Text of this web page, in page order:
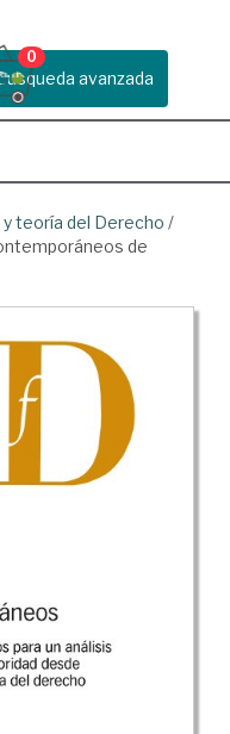
avanzada
0
teoría del Derecho /
de